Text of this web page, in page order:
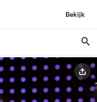
Bekijk